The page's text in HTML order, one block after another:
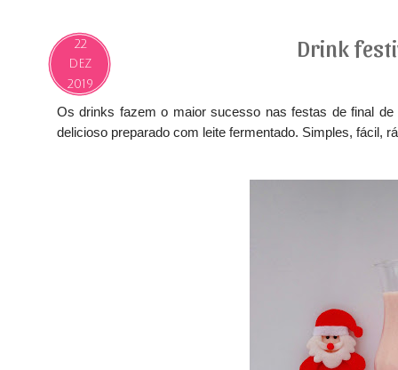
22
DEZ
2019
Drink
Os drinks fazem o maior sucesso nas festas de final
delicioso preparado com leite fermentado. Simples, fácil,